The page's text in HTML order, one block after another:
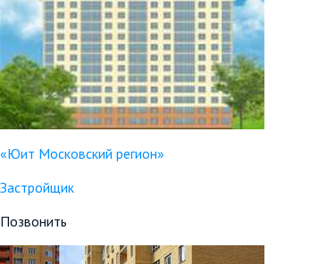
«Юит Московский регион»
Застройщик
Позвонить